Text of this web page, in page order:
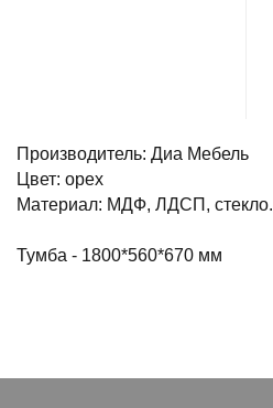
Производитель: Диа Мебель
Цвет: орех
Материал: МДФ, ЛДСП, стекло.
Тумба - 1800*560*670 мм